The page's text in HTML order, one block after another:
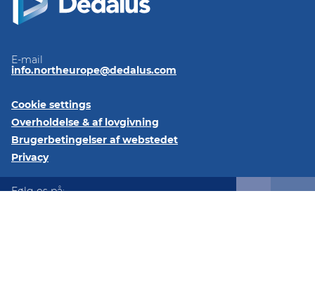
E-mail
info.northeurope@dedalus.com
Cookie settings
Overholdelse & af lovgivning
Brugerbetingelser af webstedet
Privacy
Følg os på: